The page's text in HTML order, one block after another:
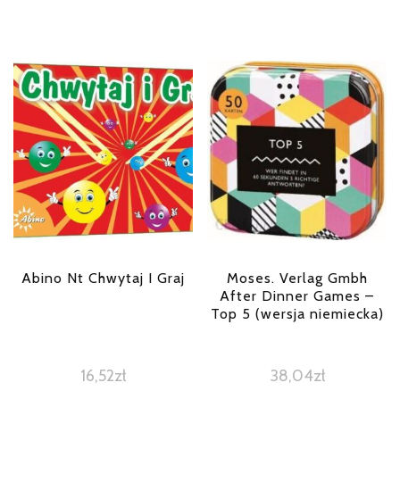
Abino Nt Chwytaj I Graj
16,52zł
Moses. Verlag Gmbh
After Dinner Games –
Top 5 (wersja niemiecka)
38,04zł